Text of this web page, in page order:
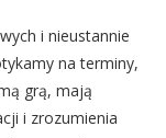
i nieustannie
na terminy,
grą, mają
i zrozumienia